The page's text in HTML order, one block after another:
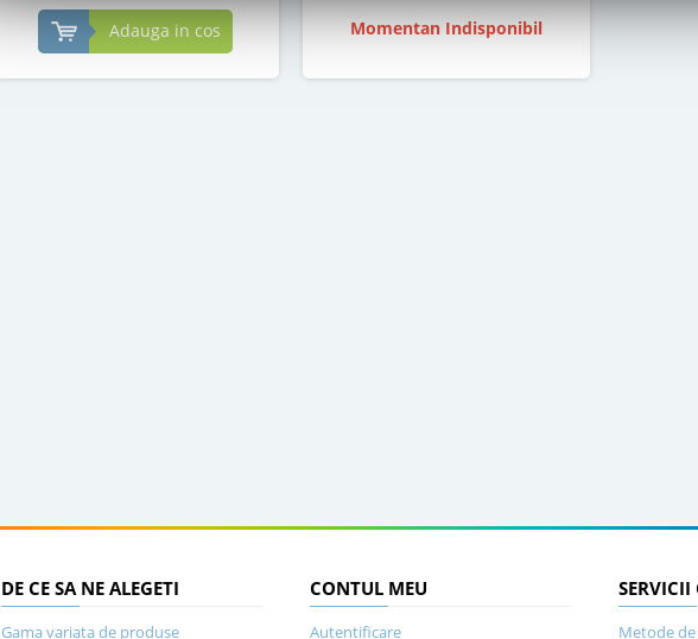
Adauga in cos Momentan Indisponibil
DE CE SA NE ALEGETI
Gama variata de produse
CONTUL MEU
Autentificare
SERVICII
Metode